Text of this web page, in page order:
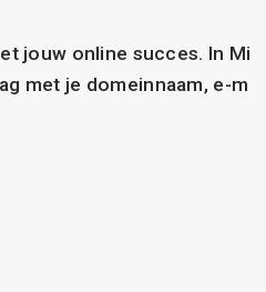
jouw online succes. In Mi
met je domeinnaam, e-m